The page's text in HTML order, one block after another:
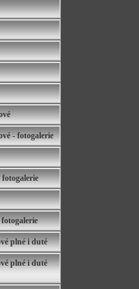
- fotogalerie
plné i duté
plné i duté